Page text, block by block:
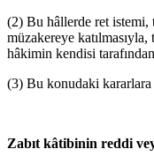
(2) Bu hâllerde ret istemi,
müzakereye
hâkimin kendisi
(3) Bu konudaki
Zabıt kâtibinin reddi